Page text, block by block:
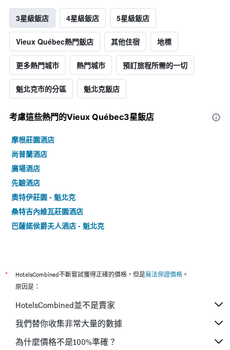
3星級飯店 4星級飯店 5星級飯店
Vieux Québec熱門飯店 其他住宿 地標
更多熱門城市 熱門城市 預訂旅程所需的一切
魁北克市的分區 魁北克飯店
考慮這些熱門的Vieux Québec3星​飯店
摩根莊園酒店
尚普蘭酒店
廣場酒店
先驗酒店
奧特伊莊園 - 魁北克
桑特吉內維瓦莊園酒店
巴薩諾侯爵夫人酒店 - 魁北克
* HotelsCombined不斷嘗試獲得正確的價格，但是無法保證價格 。
原因是：
HotelsCombined並不是賣家
我們替你收集非常大量的數據
為什麼價格不是100%準確？